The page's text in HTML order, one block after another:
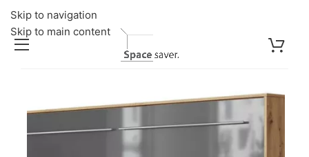
Skip to navigation
Skip to main content